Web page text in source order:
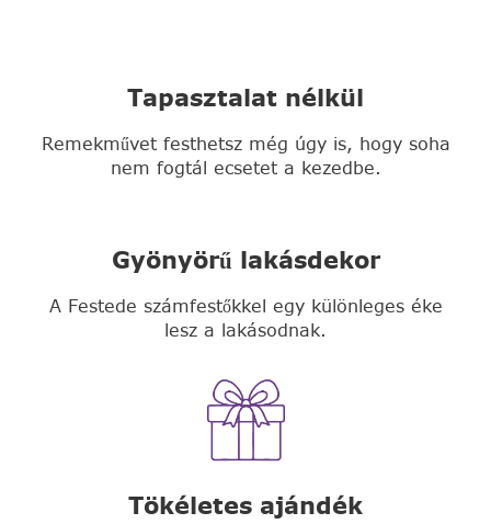
Tapasztalat nélkül
Remekművet festhetsz még úgy is, hogy soha
nem fogtál ecsetet a kezedbe.
Gyönyörű lakásdekor
A Festede számfestőkkel egy különleges éke
lesz a lakásodnak.
Tökéletes ajándék